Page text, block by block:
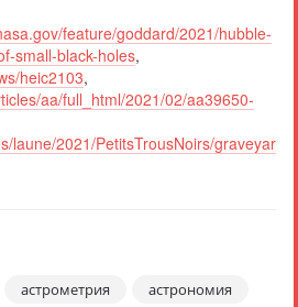
feature/goddard/2021/hubble-
small-black-holes,
heic2103,
aa/full_html/2021/02/aa39650-
laune/2021/PetitsTrousNoirs/graveyar
астрометрия
астрономия